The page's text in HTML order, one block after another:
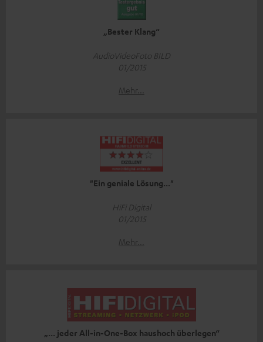
„Bester Klang“
AudioVideoFoto BILD
01/2015
Mehr...
"Ein geniale Lösung..."
HiFi Digital
01/2015
Mehr...
„... jeder All-in-One-Box haushoch überlegen“